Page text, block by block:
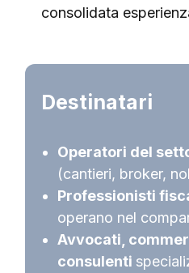
consolidata
Destinatari
Operatori del
(cantieri, broker,
Professionisti
operano nel
Avvocati,
consulenti